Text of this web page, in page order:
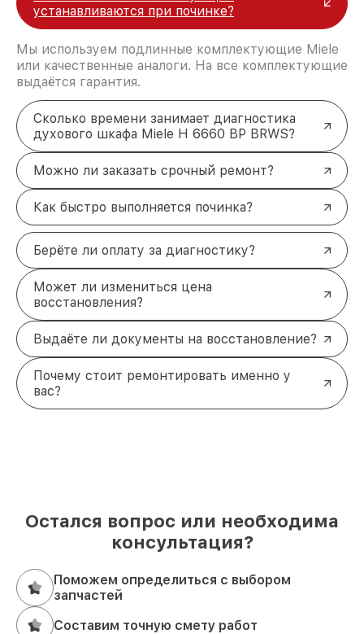
устанавливаются при починке?
Мы используем подлинные комплектующие Miele
или качественные аналоги. На все комплектующие
выдаётся гарантия.
Сколько времени занимает диагностика
духового шкафа Miele H 6660 BP BRWS?
Можно ли заказать срочный ремонт?
Как быстро выполняется починка?
Берёте ли оплату за диагностику?
Может ли измениться цена
восстановления?
Выдаёте ли документы на восстановление?
Почему стоит ремонтировать именно у
вас?
Остался вопрос или необходима
консультация?
Поможем определиться с выбором
запчастей
Составим точную смету работ